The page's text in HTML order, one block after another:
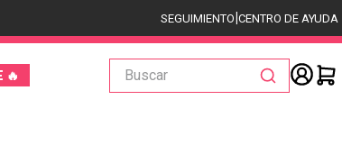
SEGUIMIENTO|CENTRO DE AYUDA
🔥
Buscar